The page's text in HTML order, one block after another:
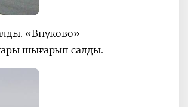
«Внуково»
шығарып салды.